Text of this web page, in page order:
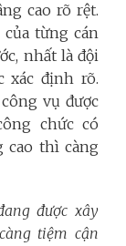
cao rõ rệt.
từng cán
nhất là đội
xác định rõ.
vụ được
chức có
cao thì càng
được xây
tiệm cận